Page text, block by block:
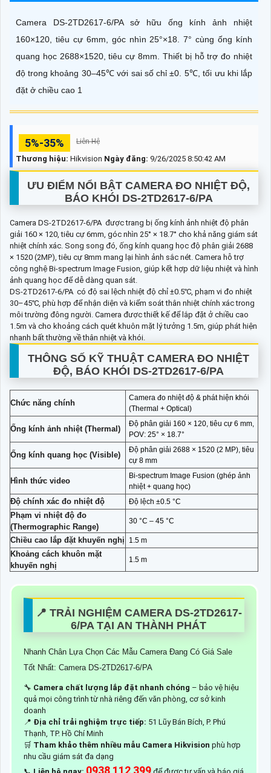
Camera DS-2TD2617-6/PA sở hữu ống kính ảnh nhiệt
160×120, tiêu cự 6mm, góc nhìn 25°×18. 7° cùng ống kính
quang học 2688×1520, tiêu cự 8mm. Thiết bị hỗ trợ đo nhiệt
độ trong khoảng 30–45℃ với sai số chỉ ±0. 5℃, tối ưu khi lắp
đặt ở chiều cao 1
5%-35% Liên Hệ
Thương hiệu: Hikvision Ngày đăng: 9/26/2025 8:50:42 AM
ƯU ĐIỂM NỔI BẬT CAMERA ĐO NHIỆT ĐỘ,
BÁO KHÓI DS-2TD2617-6/PA
Camera DS-2TD2617-6/PA được trang bị ống kính ảnh nhiệt độ phân
giải 160 × 120, tiêu cự 6mm, góc nhìn 25° × 18.7° cho khả năng giám sát
nhiệt chính xác. Song song đó, ống kính quang học độ phân giải 2688
× 1520 (2MP), tiêu cự 8mm mang lại hình ảnh sắc nét. Camera hỗ trợ
công nghệ Bi-spectrum Image Fusion, giúp kết hợp dữ liệu nhiệt và hình
ảnh quang học để dễ dàng quan sát.
DS-2TD2617-6/PA có độ sai lệch nhiệt độ chỉ ±0.5℃, phạm vi đo nhiệt
30–45℃, phù hợp để nhận diện và kiểm soát thân nhiệt chính xác trong
môi trường đông người. Camera được thiết kế để lắp đặt ở chiều cao
1.5m và cho khoảng cách quét khuôn mặt lý tưởng 1.5m, giúp phát hiện
nhanh bất thường về thân nhiệt và khói.
THÔNG SỐ KỸ THUẬT CAMERA ĐO NHIỆT
ĐỘ, BÁO KHÓI DS-2TD2617-6/PA
Chức năng chính
Camera đo nhiệt độ & phát hiện khói
(Thermal + Optical)
Ống kính ảnh nhiệt (Thermal)
Độ phân giải 160 × 120, tiêu cự 6 mm,
POV: 25° × 18.7°
Ống kính quang học (Visible)
Độ phân giải 2688 × 1520 (2 MP), tiêu
cự 8 mm
Hình thức video
Bi-spectrum Image Fusion (ghép ảnh
nhiệt + quang học)
Độ chính xác đo nhiệt độ Độ lệch ±0.5 °C
Phạm vi nhiệt độ đo
(Thermographic Range)
30 °C – 45 °C
Chiều cao lắp đặt khuyến nghị 1.5 m
Khoảng cách khuôn mặt
khuyến nghị
1.5 m
📍 TRẢI NGHIỆM CAMERA DS-2TD2617-
6/PA TẠI AN THÀNH PHÁT
Nhanh Chân Lựa Chọn Các Mẫu Camera Đang Có Giá Sale
Tốt Nhất: Camera DS-2TD2617-6/PA
🔧 Camera chất lượng lắp đặt nhanh chóng – bảo vệ hiệu
quả mọi công trình từ nhà riêng đến văn phòng, cơ sở kinh
doanh
📍 Địa chỉ trải nghiệm trực tiếp: 51 Lũy Bán Bích, P. Phú
Thạnh, TP. Hồ Chí Minh
🛒 Tham khảo thêm nhiều mẫu Camera Hikvision phù hợp
nhu cầu giám sát đa dạng
0938 112 399